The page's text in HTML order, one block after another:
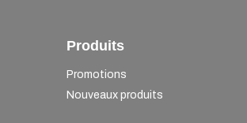
Produits
Promotions
Nouveaux produits